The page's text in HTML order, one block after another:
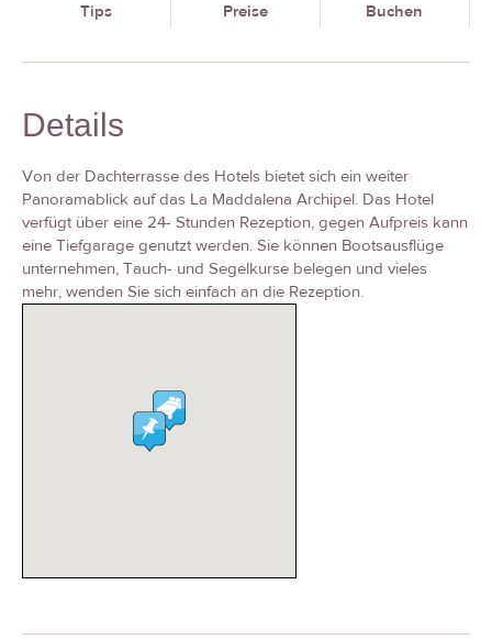
Tips
Preise Buchen
Details
Von der Dachterrasse des Hotels bietet sich ein weiter
Panoramablick auf das La Maddalena Archipel. Das Hotel
verfügt über eine 24- Stunden Rezeption, gegen Aufpreis kann
eine Tiefgarage genutzt werden. Sie können Bootsausflüge
unternehmen, Tauch- und Segelkurse belegen und vieles
mehr, wenden Sie sich einfach an die Rezeption.